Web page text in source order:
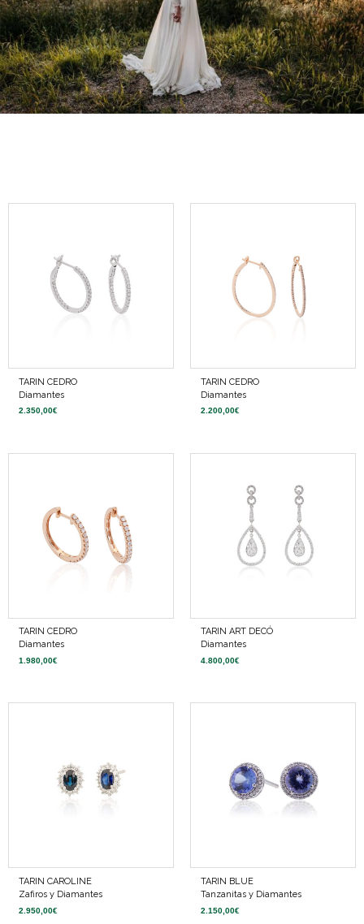
TARIN CEDRO
Diamantes
2.350,00€
TARIN CEDRO
Diamantes
2.200,00€
TARIN CEDRO
Diamantes
1.980,00€
TARIN ART DECÓ
Diamantes
4.800,00€
TARIN CAROLINE
Zafiros y Diamantes
2.950,00€
TARIN BLUE
Tanzanitas y Diamantes
2.150,00€